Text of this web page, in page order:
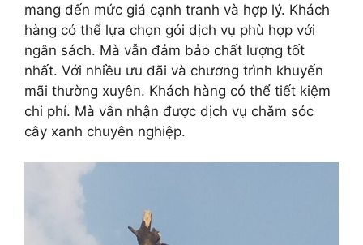
mang đến mức giá cạnh tranh và hợp lý. Khách
hàng có thể lựa chọn gói dịch vụ phù hợp với
ngân sách. Mà vẫn đảm bảo chất lượng tốt
nhất. Với nhiều ưu đãi và chương trình khuyến
mãi thường xuyên. Khách hàng có thể tiết kiệm
chi phí. Mà vẫn nhận được dịch vụ chăm sóc
cây xanh chuyên nghiệp.